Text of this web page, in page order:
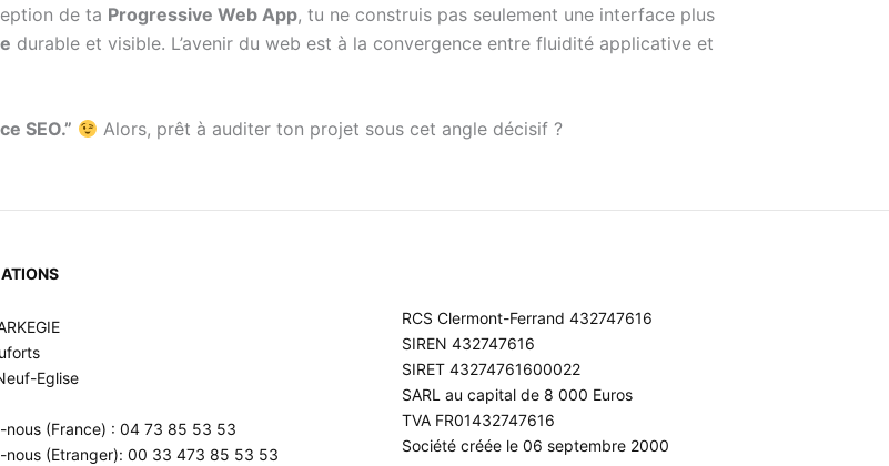
de ta Progressive Web App, tu ne construis pas seulement une interface plus
durable et visible. L’avenir du web est à la convergence entre fluidité applicative et
SEO.” Alors, prêt à auditer ton projet sous cet angle décisif ?
Eglise
nous (France) : 04 73 85 53 53
nous (Etranger): 00 33 473 85 53 53
RCS Clermont-Ferrand 432747616
SIREN 432747616
SIRET 43274761600022
SARL au capital de 8 000 Euros
TVA FR01432747616
Société créée le 06 septembre 2000